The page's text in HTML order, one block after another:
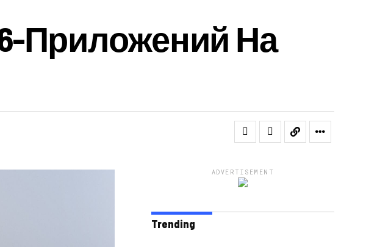
Приложений На
ADVERTISEMENT
Trending